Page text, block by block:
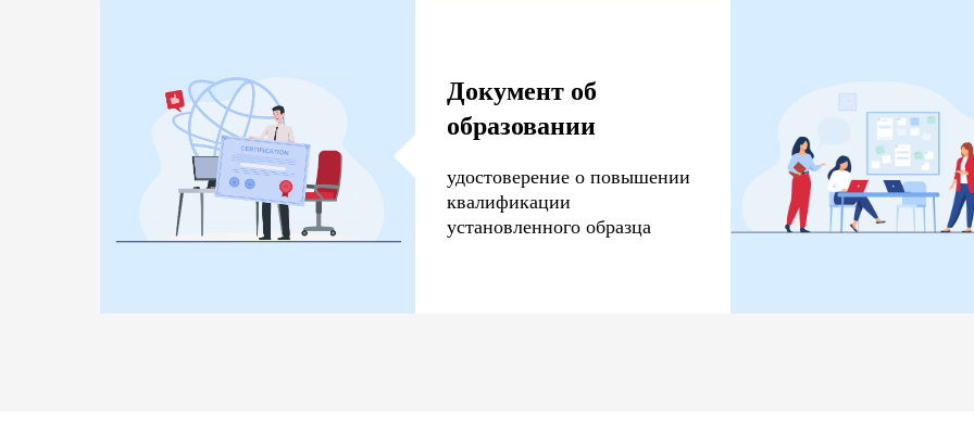
Документ об
образовании
удостоверение о повышении
квалификации
установленного образца